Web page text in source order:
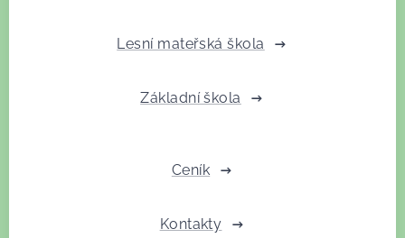
Lesní mateřská škola
Základní škola
Ceník
Kontakty